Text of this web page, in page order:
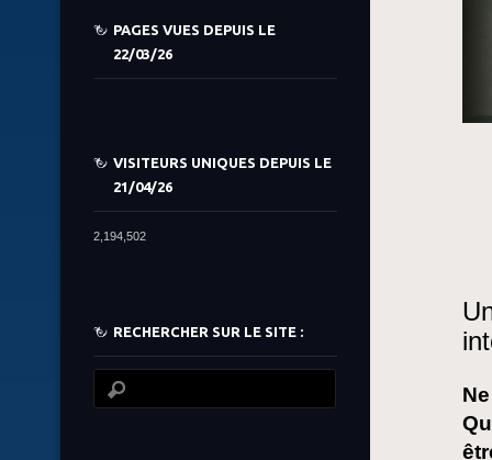
PAGES VUES DEPUIS LE
22/03/26
VISITEURS UNIQUES DEPUIS LE
21/04/26
2,194,502
RECHERCHER SUR LE SITE :